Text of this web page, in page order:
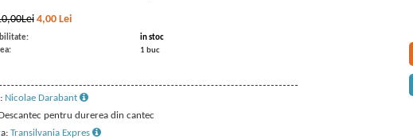
4,00 Lei
in stoc
1 buc
Nicolae Darabant
pentru durerea din cantec
Transilvania Expres